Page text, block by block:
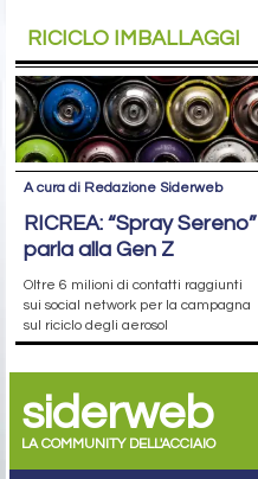
RICICLO IMBALLAGGI
A cura di Redazione Siderweb
RICREA: “Spray Sereno”
parla alla Gen Z
Oltre 6 milioni di contatti raggiunti
sui social network per la campagna
sul riciclo degli aerosol
siderweb
LA COMMUNITY DELL'ACCIAIO